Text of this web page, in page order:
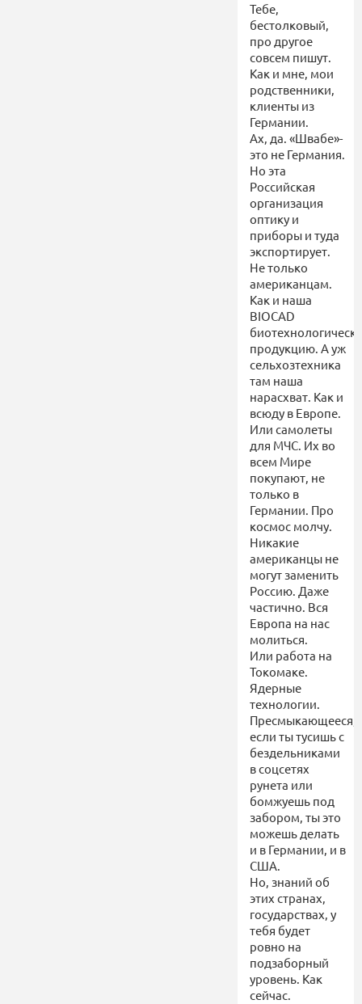
Тебе,
бестолковый,
про другое
совсем пишут.
Как и мне, мои
родственники,
клиенты из
Германии.
Ах, да. «Швабе»-
это не Германия.
Но эта
Российская
организация
оптику и
приборы и туда
экспортирует.
Не только
американцам.
Как и наша
BIOCAD
продукцию. А уж
сельхозтехника
там наша
нарасхват. Как и
всюду в Европе.
Или самолеты
для МЧС. Их во
всем Мире
покупают, не
только в
Германии. Про
космос молчу.
Никакие
американцы не
могут заменить
Россию. Даже
частично. Вся
Европа на нас
молиться.
Или работа на
Токомаке.
Ядерные
технологии.
Пресмыкающееся,
если ты тусишь с
бездельниками
в соцсетях
рунета или
бомжуешь под
забором, ты это
можешь делать
и в Германии, и в
США.
Но, знаний об
этих странах,
государствах, у
тебя будет
ровно на
подзаборный
уровень. Как
сейчас.